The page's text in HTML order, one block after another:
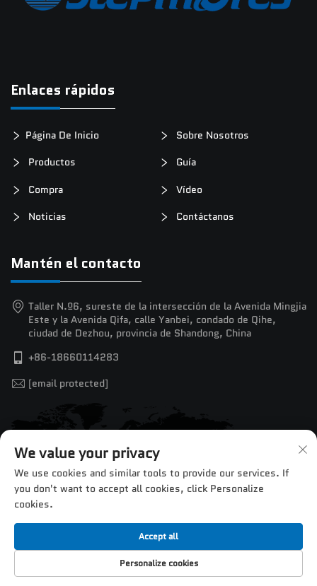
Enlaces rápidos
Página De Inicio
Sobre Nosotros
Productos
Guía
Compra
Vídeo
Noticias
Contáctanos
Mantén el contacto
Taller N.º6, sureste de la intersección de la Avenida Mingjia
Este y la Avenida Qifa, calle Yanbei, condado de Qihe,
ciudad de Dezhou, provincia de Shandong, China
+86-18660114283
[email protected]
Derechos de autor © 2025 por Jinan Chentuo CNC Equipment
Co., Ltd. —Política de privacidad
We value your privacy
We use cookies and similar tools to provide our services. If
you don't want to accept all cookies, click Personalize
cookies.
Personalize cookies
Accept all